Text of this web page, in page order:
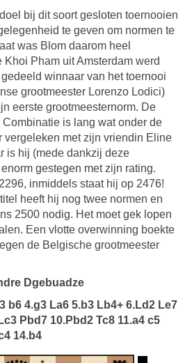
bij dit soort gesloten toernooien
te geven om normen te
was Blom daarom heel
Pham uit Amsterdam werd
winnaar van het toernooi
grootmeester Lorenzo Lodici)
eerste grootmeesternorm. De
is lang wat onder de
vergeleken met zijn vriendin Eline
is hij (mede dankzij deze
gestegen met zijn rating.
inmiddels staat hij op 2476!
heeft hij nog twee normen en
2500 nodig. Het moet gek lopen
Een vlotte overwinning boekte
de Belgische grootmeester
Dgebuadze
b6 4.g3 La6 5.b3 Lb4+ 6.Ld2 Le7
Pbd7 10.Pbd2 Tc8 11.a4 c5
14.b4